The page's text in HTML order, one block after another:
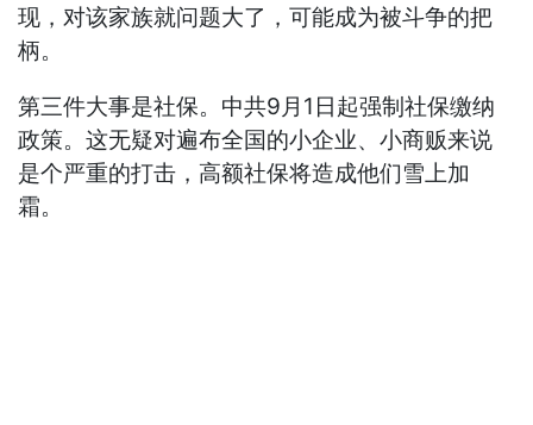
现，对该家族就问题大了，可能成为被斗争的把
柄。
第三件大事是社保。中共9月1日起强制社保缴纳
政策。这无疑对遍布全国的小企业、小商贩来说
是个严重的打击，高额社保将造成他们雪上加
霜。